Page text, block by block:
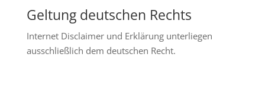
Geltung deutschen Rechts
Internet Disclaimer und Erklärung unterliegen
ausschließlich dem deutschen Recht.